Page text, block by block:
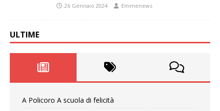
26 Gennaio 2024 Emmenews
ULTIME
A Policoro A scuola di felicità